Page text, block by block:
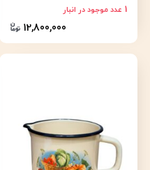
1 عدد موجود در انبار
12,800,000